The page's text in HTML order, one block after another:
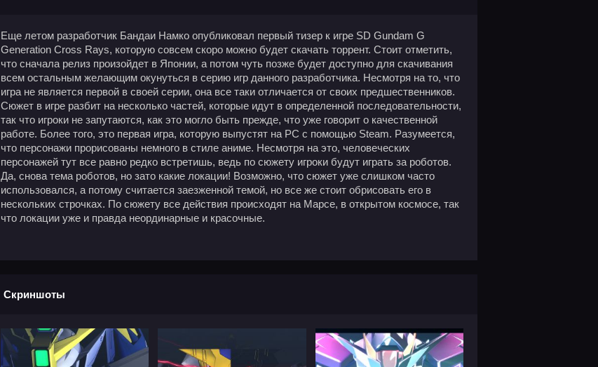
Еще летом разработчик Бандаи Намко опубликовал первый тизер к игре SD Gundam G
Generation Cross Rays, которую совсем скоро можно будет скачать торрент. Стоит отметить,
что сначала релиз произойдет в Японии, а потом чуть позже будет доступно для скачивания
всем остальным желающим окунуться в серию игр данного разработчика. Несмотря на то, что
игра не является первой в своей серии, она все таки отличается от своих предшественников.
Сюжет в игре разбит на несколько частей, которые идут в определенной последовательности,
так что игроки не запутаются, как это могло быть прежде, что уже говорит о качественной
работе. Более того, это первая игра, которую выпустят на PC с помощью Steam. Разумеется,
что персонажи прорисованы немного в стиле аниме. Несмотря на это, человеческих
персонажей тут все равно редко встретишь, ведь по сюжету игроки будут играть за роботов.
Да, снова тема роботов, но зато какие локации! Возможно, что сюжет уже слишком часто
использовался, а потому считается заезженной темой, но все же стоит обрисовать его в
нескольких строчках. По сюжету все действия происходят на Марсе, в открытом космосе, так
что локации уже и правда неординарные и красочные.
Скриншоты